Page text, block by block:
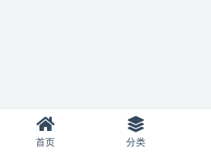
首页 分类